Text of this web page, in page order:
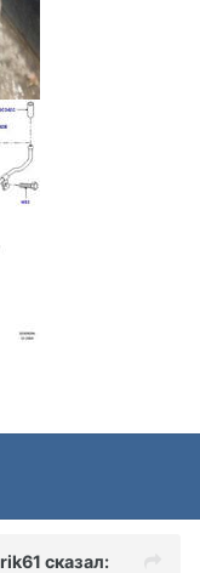
сказал: